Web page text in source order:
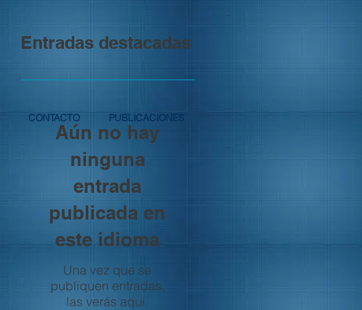
CONTACTO PUBLICACIONES
Entradas destacadas
Aún no hay
ninguna
entrada
publicada en
este idioma
Una vez que se
publiquen entradas,
las verás aquí.